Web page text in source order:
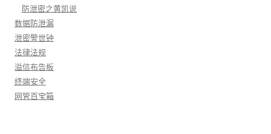
防泄密之黄凯说
数据防泄漏
泄密警世钟
法律法规
溢信布告板
终端安全
网管百宝箱